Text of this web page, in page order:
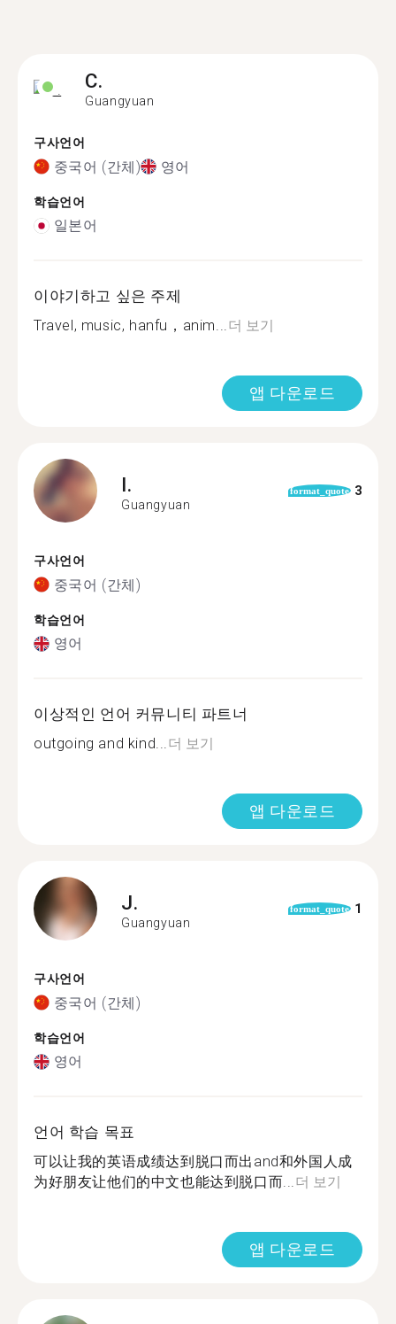
C.
Guangyuan
구사언어
중국어 (간체) 영어
학습언어
일본어
이야기하고 싶은 주제
Travel, music, hanfu，anim...더 보기
앱 다운로드
I.
Guangyuan
format_quote 3
구사언어
중국어 (간체)
학습언어
영어
이상적인 언어 커뮤니티 파트너
outgoing and kind...더 보기
앱 다운로드
J.
Guangyuan
format_quote 1
구사언어
중국어 (간체)
학습언어
영어
언어 학습 목표
可以让我的英语成绩达到脱口而出and和外国人成
为好朋友让他们的中文也能达到脱口而...더 보기
앱 다운로드